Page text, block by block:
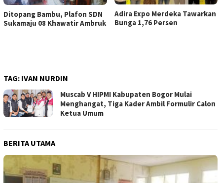
Ditopang Bambu, Plafon SDN
Sukamaju 08 Khawatir Ambruk
Adira Expo Merdeka Tawarkan
Bunga 1,76 Persen
TAG: IVAN NURDIN
Muscab V HIPMI Kabupaten Bogor Mulai
Menghangat, Tiga Kader Ambil Formulir Calon
Ketua Umum
BERITA UTAMA